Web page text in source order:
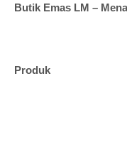
Butik Emas LM –